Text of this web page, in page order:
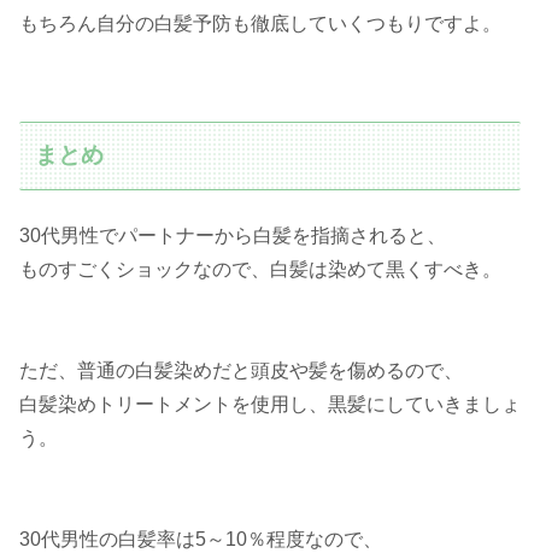
もちろん自分の白髪予防も徹底していくつもりですよ。
まとめ
30代男性でパートナーから白髪を指摘されると、
ものすごくショックなので、白髪は染めて黒くすべき。
ただ、普通の白髪染めだと頭皮や髪を傷めるので、
白髪染めトリートメントを使用し、黒髪にしていきましょ
う。
30代男性の白髪率は5～10％程度なので、